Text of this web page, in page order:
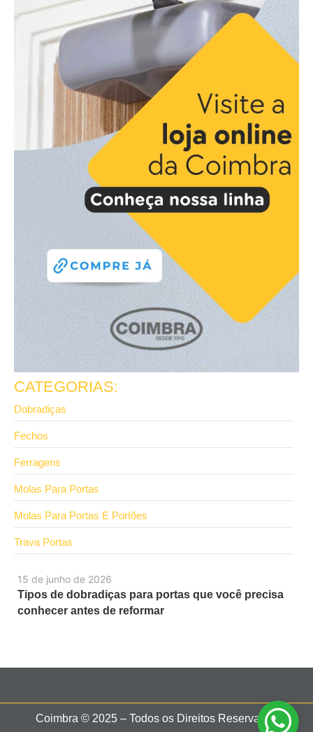
15 de junho de 2026
Tipos de dobradiças para portas que você precisa
conhecer antes de reformar
CATEGORIAS:
Dobradiças
Fechos
Ferragens
Molas Para Portas
Molas Para Portas E Portões
Trava Portas
Coimbra © 2025 – Todos os Direitos Reservados